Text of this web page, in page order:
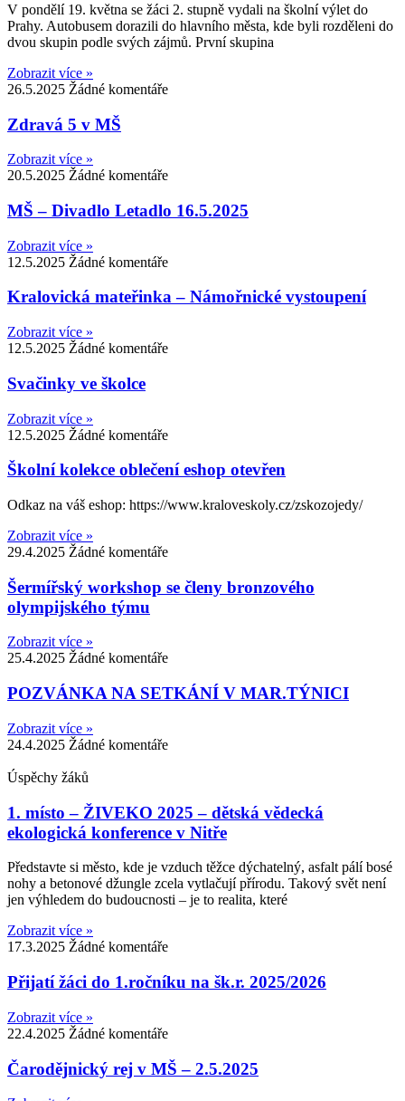
V pondělí 19. května se žáci 2. stupně vydali na školní výlet do
Prahy. Autobusem dorazili do hlavního města, kde byli rozděleni do
dvou skupin podle svých zájmů. První skupina
Zobrazit více »
26.5.2025 Žádné komentáře
Zdravá 5 v MŠ
Zobrazit více »
20.5.2025 Žádné komentáře
MŠ – Divadlo Letadlo 16.5.2025
Zobrazit více »
12.5.2025 Žádné komentáře
Kralovická mateřinka – Námořnické vystoupení
Zobrazit více »
12.5.2025 Žádné komentáře
Svačinky ve školce
Zobrazit více »
12.5.2025 Žádné komentáře
Školní kolekce oblečení eshop otevřen
Odkaz na váš eshop: https://www.kraloveskoly.cz/zskozojedy/
Zobrazit více »
29.4.2025 Žádné komentáře
Šermířský workshop se členy bronzového
olympijského týmu
Zobrazit více »
25.4.2025 Žádné komentáře
POZVÁNKA NA SETKÁNÍ V MAR.TÝNICI
Zobrazit více »
24.4.2025 Žádné komentáře
Úspěchy žáků
1. místo – ŽIVEKO 2025 – dětská vědecká
ekologická konference v Nitře
Představte si město, kde je vzduch těžce dýchatelný, asfalt pálí bosé
nohy a betonové džungle zcela vytlačují přírodu. Takový svět není
jen výhledem do budoucnosti – je to realita, které
Zobrazit více »
17.3.2025 Žádné komentáře
Přijatí žáci do 1.ročníku na šk.r. 2025/2026
Zobrazit více »
22.4.2025 Žádné komentáře
Čarodějnický rej v MŠ – 2.5.2025